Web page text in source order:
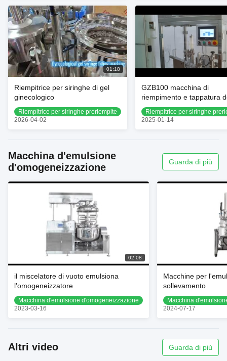
01:18
Riempitrice per siringhe di gel
ginecologico
Riempitrice per siringhe preriempite
2026-04-02
GZB100 macchina di
riempimento e tappatura
siringa
Riempitrice per siringhe
2025-01-14
Macchina d'emulsione
d'omogeneizzazione
Guarda di più
02:08
il miscelatore di vuoto emulsiona
l'omogeneizzatore
Macchina d'emulsione d'omogeneizzazione
2023-03-16
Macchine per
sollevamento
Macchina
2024-07-17
Altri video Guarda di più